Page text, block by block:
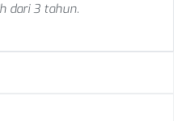
dari 3 tahun.